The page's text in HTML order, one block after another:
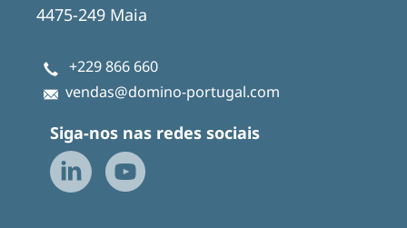
4475-249 Maia
+229 866 660
vendas@domino-portugal.com
Siga-nos nas redes sociais